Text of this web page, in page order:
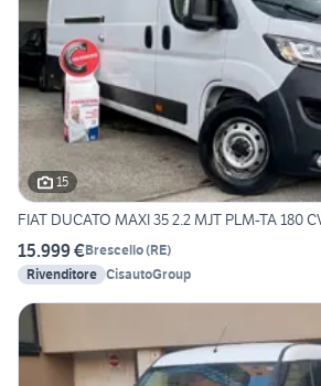
15
FIAT DUCATO MAXI 35 2.2 MJT PLM-TA 180
15.999 €Brescello(RE)
Rivenditore CisautoGroup